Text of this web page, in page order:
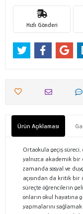
Hızlı Gönderi
Ürün Açıklaması
Ortaokula geçiş
yalnızca akademik bir
zamanda sosyal ve
açısından da kritik bir
süreçte öğrencilerin
onların okul hayatına
yapmalarını